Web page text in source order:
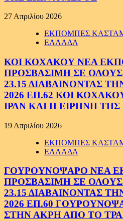
27 Απριλίου 2026
ΕΚΠΟΜΠΕΣ
ΕΛΛΑΔΑ
ΚΟΙ ΚΟΧΑΚΟΥ ΝΕΑ
ΠΡΟΣΒΑΣΙΜΗ ΣΕ
23.15 ΔΙΑΒΑΙΝΟΝΤΑΣ
2026 ΕΠ.62 ΚΟΙ
ΙΡΑΝ ΚΑΙ Η ΕΙΡΗΝΗ
19 Απριλίου 2026
ΕΚΠΟΜΠΕΣ
ΕΛΛΑΔΑ
ΓΟΥΡΟΥΝΟΨΑΡΟ ΝΕΑ
ΠΡΟΣΒΑΣΙΜΗ ΣΕ
23.15 ΔΙΑΒΑΙΝΟΝΤΑΣ
2026 ΕΠ.60
ΣΤΗΝ ΑΚΡΗ ΑΠΟ ΤΟ